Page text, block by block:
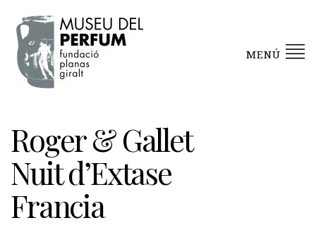
MENÚ
Roger & Gallet
Nuit d’Extase
Francia